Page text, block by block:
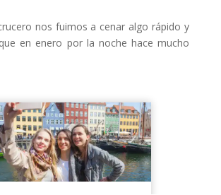
nos fuimos a cenar algo rápido y
en enero por la noche hace mucho